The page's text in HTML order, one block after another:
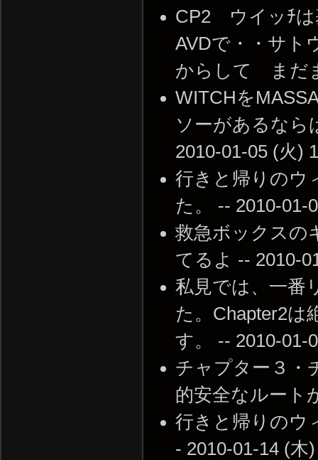
CP2 ウイッﾁは
AVDで・・サト
からして まだ
WITCHを
ソーがあるなら
2010-01-05 (火)
行きと帰りのウ
た。 -- 2010-01-
救急ボックスの
てるよ -- 2010-
私見では、一番
た。Chapter2は
す。 -- 2010-01-
チャプター３・
的安全なルート
行きと帰りのウ
- 2010-01-14 (木